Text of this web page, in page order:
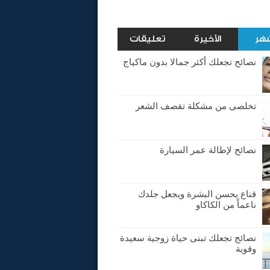
الأخيرة تعليقات
نصائح تجعلك أكثر جمالا بدون ماكياج
تخلصى من مشكلة تقصف الشعر
نصائح لإطالة عمر السيارة
قناع يحسن البشرة ويجعل جلدك
ناعماً من الكاكاو
نصائج تجعلك تبنى حياة زوجية سعيدة
وقوية